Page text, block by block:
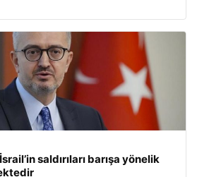
saldırıları barışa yönelik